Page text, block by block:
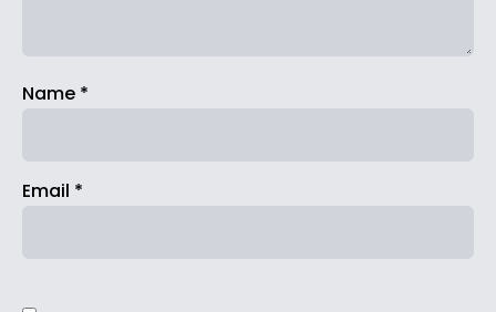
Name *
Email *